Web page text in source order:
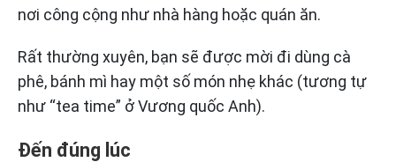
nơi công cộng như nhà hàng hoặc quán ăn.
Rất thường xuyên, bạn sẽ được mời đi dùng cà
phê, bánh mì hay một số món nhẹ khác (tương tự
như “tea time” ở Vương quốc Anh).
Đến đúng lúc